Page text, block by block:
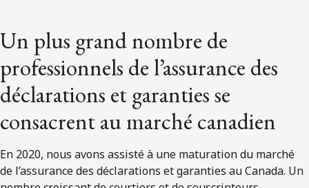
Un plus grand nombre de
professionnels de l’assurance des
déclarations et garanties se
consacrent au marché canadien
En 2020, nous avons assisté à une maturation du marché
de l’assurance des déclarations et garanties au Canada. Un